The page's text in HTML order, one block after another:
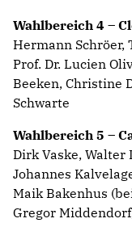
Wahlbereich 4 –
Hermann Schröer,
Prof. Dr. Lucien
Beeken, Christine
Schwarte
Wahlbereich 5 –
Dirk Vaske,
Johannes
Maik Bakenhus
Gregor